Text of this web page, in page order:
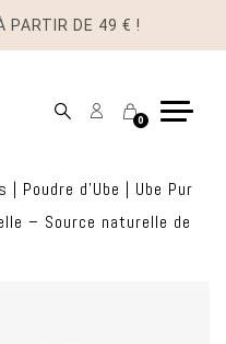
PARTIR DE 49 € !
MonPanier
0
| Poudre d'Ube | Ube Pur
– Source naturelle de